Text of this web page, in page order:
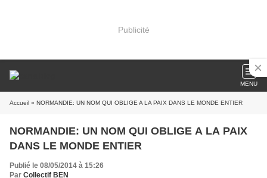
Publicité
MENU
Accueil » NORMANDIE: UN NOM QUI OBLIGE A LA PAIX DANS LE MONDE ENTIER
NORMANDIE: UN NOM QUI OBLIGE A LA PAIX
DANS LE MONDE ENTIER
Publié le 08/05/2014 à 15:26
Par Collectif BEN